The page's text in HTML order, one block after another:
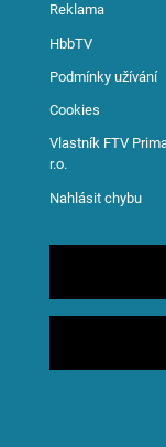
Reklama
HbbTV
Podmínky užívání
Cookies
Vlastník FTV
r.o.
Nahlásit chybu